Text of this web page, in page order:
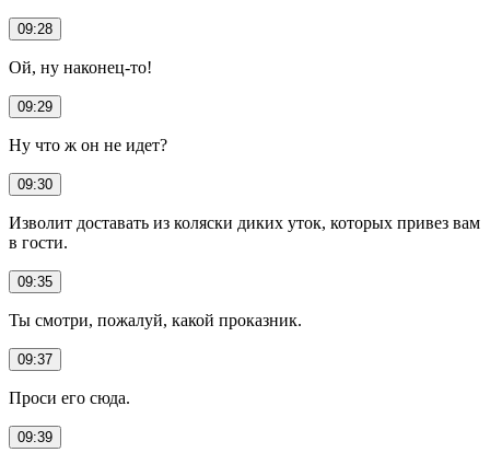
09:28
Ой, ну наконец-то!
09:29
Ну что ж он не идет?
09:30
Изволит доставать из коляски диких уток, которых привез вам
в гости.
09:35
Ты смотри, пожалуй, какой проказник.
09:37
Проси его сюда.
09:39